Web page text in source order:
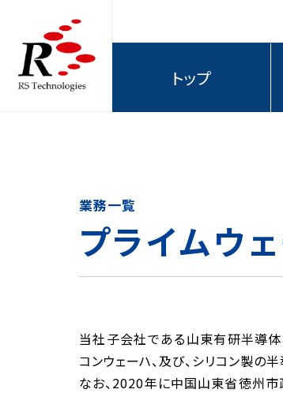
トップ
業務一覧
プライムウ
当社子会社である山東有研半導体
コンウェーハ、及び、シリコン製
なお、2020年に中国山東省徳州